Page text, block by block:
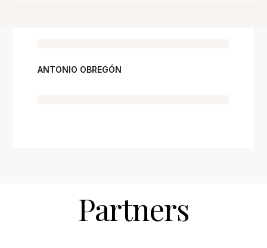
ANTONIO OBREGÓN
Partners